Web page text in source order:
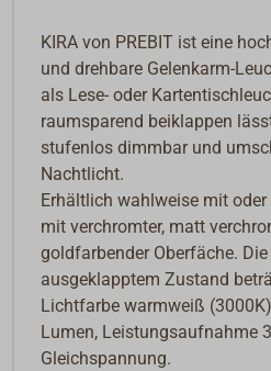
KIRA von PREBIT ist eine
und drehbare Gelenkarm-
als Lese- oder
raumsparend beiklappen
stufenlos dimmbar und
Nachtlicht.
Erhältlich wahlweise mit oder
mit verchromter, matt
goldfarbender Oberfäche. Die
ausgeklapptem Zustand
Lichtfarbe warmweiß
Lumen, Leistungsaufnahme
Gleichspannung.